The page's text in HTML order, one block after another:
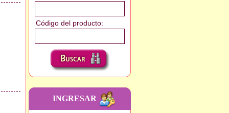
Código del producto:
INGRESAR